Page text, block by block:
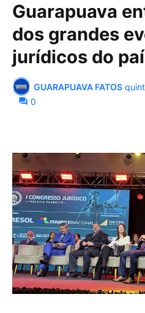
Guarapuava
dos grandes
jurídicos do
GUARAPUAVA FATOS
0